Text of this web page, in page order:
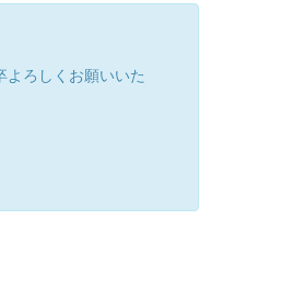
ろしくお願いいた